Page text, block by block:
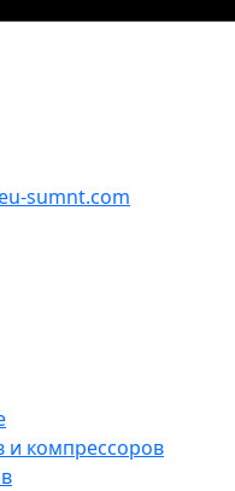
sumnt.com
и компрессоров